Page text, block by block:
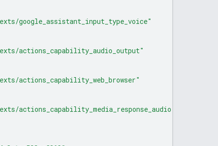
google_assistant_input_type_voice"
actions_capability_audio_output"
actions_capability_web_browser"
actions_capability_media_response_audio"